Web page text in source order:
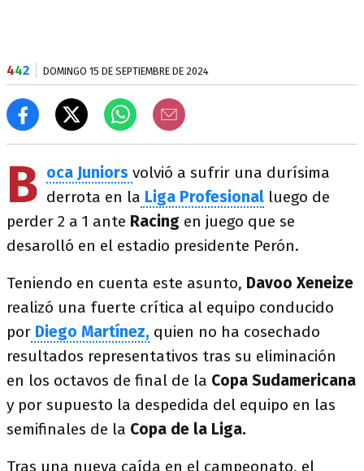
442 DOMINGO 15 DE SEPTIEMBRE DE 2024
B oca Juniors volvió a sufrir una durísima
derrota en la Liga Profesional luego de
perder 2 a 1 ante Racing en juego que se
desarolló en el estadio presidente Perón.
Teniendo en cuenta este asunto, Davoo Xeneize
realizó una fuerte crítica al equipo conducido
por Diego Martínez, quien no ha cosechado
resultados representativos tras su eliminación
en los octavos de final de la Copa Sudamericana
y por supuesto la despedida del equipo en las
semifinales de la Copa de la Liga.
Tras una nueva caída en el campeonato, el